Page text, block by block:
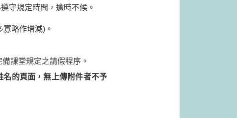
守規定時間，逾時不候。
寡略作增減) 。
課堂規定之請假程序。
的頁面，無上傳附件者不予